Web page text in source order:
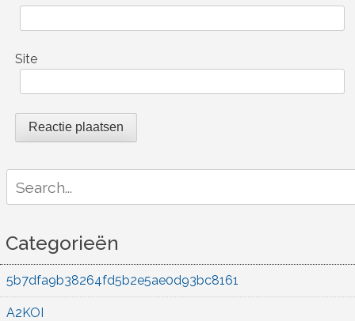
Site
for:
Categorieën
5b7dfa9b38264fd5b2e5ae0d93bc8161
A2KOI